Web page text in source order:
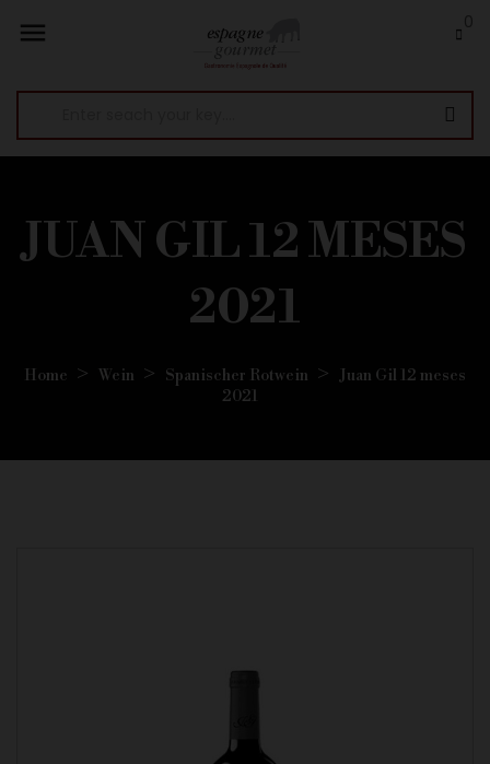

JUAN GIL 12 MESES
2021
Home Wein Spanischer Rotwein
Juan Gil 12 meses
2021